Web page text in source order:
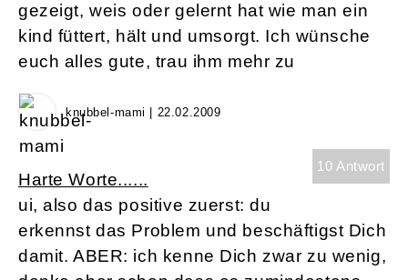
gezeigt, weis oder gelernt hat wie man ein
kind füttert, hält und umsorgt. Ich wünsche
euch alles gute, trau ihm mehr zu
knubbel-mami | 22.02.2009
10 Antwort
Harte Worte......
ui, also das positive zuerst: du
erkennst das Problem und beschäftigst Dich
damit. ABER: ich kenne Dich zwar zu wenig,